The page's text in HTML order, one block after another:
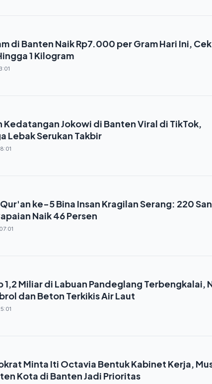
di Banten Naik Rp7.000 per Gram Hari Ini,
1 Kilogram
Kedatangan Jokowi di Banten Viral di TikTok,
Lebak Serukan Takbir
ke-5 Bina Insan Kragilan Serang: 220
Naik 46 Persen
1,2 Miliar di Labuan Pandeglang Terbengkalai,
dan Beton Terkikis Air Laut
Minta Iti Octavia Bentuk Kabinet Kerja,
Kota di Banten Jadi Prioritas